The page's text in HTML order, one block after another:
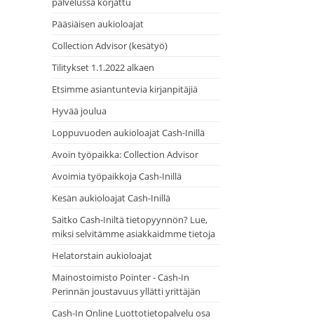
Pääsiäisen aukioloajat
Collection Advisor (kesätyö)
Tilitykset 1.1.2022 alkaen
Etsimme asiantuntevia kirjanpitäjiä
Hyvää joulua
Loppuvuoden aukioloajat Cash-Inillä
Avoin työpaikka: Collection Advisor
Avoimia työpaikkoja Cash-Inillä
Kesän aukioloajat Cash-Inillä
Saitko Cash-Iniltä tietopyynnön? Lue,
miksi selvitämme asiakkaidmme tietoja
Helatorstain aukioloajat
Mainostoimisto Pointer - Cash-In
Perinnän joustavuus yllätti yrittäjän
Cash-In Online Luottotietopalvelu osa